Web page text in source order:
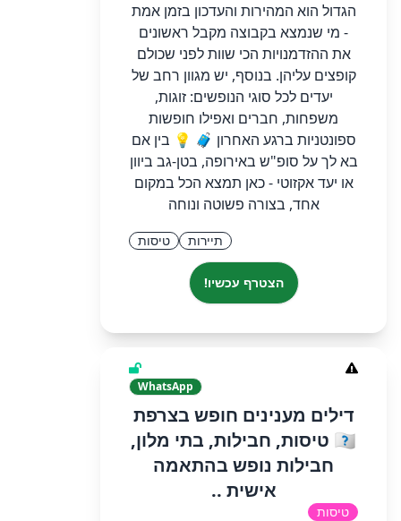
הגדול הוא המהירות והעדכון בזמן אמת
- מי שנמצא בקבוצה מקבל ראשונים
את ההזדמנויות הכי שוות לפני שכולם
קופצים עליהן. בנוסף, יש מגוון רחב של
יעדים לכל סוגי הנופשים: זוגות,
משפחות, חברים ואפילו חופשות
ספונטניות ברגע האחרון 🧳 💡 בין אם
בא לך על סופ"ש באירופה, בטן-גב ביוון
או יעד אקזוטי - כאן תמצא הכל במקום
אחד, בצורה פשוטה ונוחה
תיירות טיסות
הצטרף עכשיו!
WhatsApp
דילים מענינים חופש בצרפת
🇫🇷 טיסות, חבילות, בתי מלון,
חבילות נופש בהתאמה
אישית ..
טיסות